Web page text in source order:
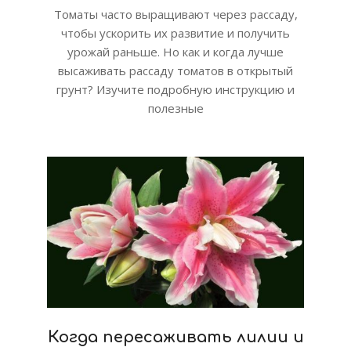
Томаты часто выращивают через рассаду,
чтобы ускорить их развитие и получить
урожай раньше. Но как и когда лучше
высаживать рассаду томатов в открытый
грунт? Изучите подробную инструкцию и
полезные
Когда пересаживать лилии и